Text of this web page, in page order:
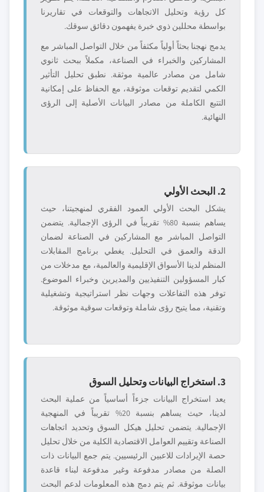
كل رؤية وتحليل الاتجاهات والتوقعات في تقاريرنا
بواسطة محللين ذوي خبرة يفهمون دقائق سوقك.
يدمج نهجنا بحثاً أولياً مكثفاً من خلال التواصل المباشر مع
المشاركين والخبراء في الصناعة، مكملاً ببحث ثانوي
شامل من مصادر عالمية موثقة. نطبق تحليل التأثير
الكمي لتقديم توقعات موثوقة، مع الحفاظ على إمكانية
التتبع الكاملة من مصادر البيانات الأصلية إلى الرؤى
النهائية.
2. البحث الأولي
يشكل البحث الأولي العمود الفقري لمنهجيتنا، حيث
يساهم بنسبة 80% تقريباً في الرؤى الإجمالية. يتضمن
التواصل المباشر مع المشاركين في الصناعة لضمان
الدقة والعمق في التحليل. يغطي برنامج المقابلات
المنظم لدينا الأسواق الإقليمية والعالمية، مع مدخلات من
كبار المسؤولين التنفيذيين والمديرين وخبراء الموضوع.
توفر هذه التفاعلات وجهات نظر استراتيجية وتشغيلية
وتقنية، مما يتيح رؤى شاملة وتوقعات سوقية موثوقة.
3. استخراج البيانات وتحليل السوق
يعد استخراج البيانات جزءاً أساسياً من عملية البحث
لدينا، حيث يساهم بنسبة 20% تقريباً في المنهجية
الإجمالية. يتضمن تحليل هيكل السوق وتحديد اتجاهات
الصناعة وتقييم العوامل الاقتصادية الكلية من خلال تحليل
حصة الإيرادات للاعبين الرئيسيين. يتم جمع البيانات ذات
الصلة من مصادر مدفوعة وغير مدفوعة لبناء قاعدة
بيانات موثوقة. ثم يتم دمج هذه المعلومات لدعم البحث